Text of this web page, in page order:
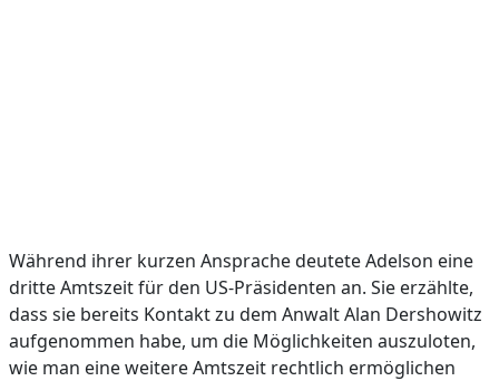
Während ihrer kurzen Ansprache deutete Adelson eine
dritte Amtszeit für den US-Präsidenten an. Sie erzählte,
dass sie bereits Kontakt zu dem Anwalt Alan Dershowitz
aufgenommen habe, um die Möglichkeiten auszuloten,
wie man eine weitere Amtszeit rechtlich ermöglichen